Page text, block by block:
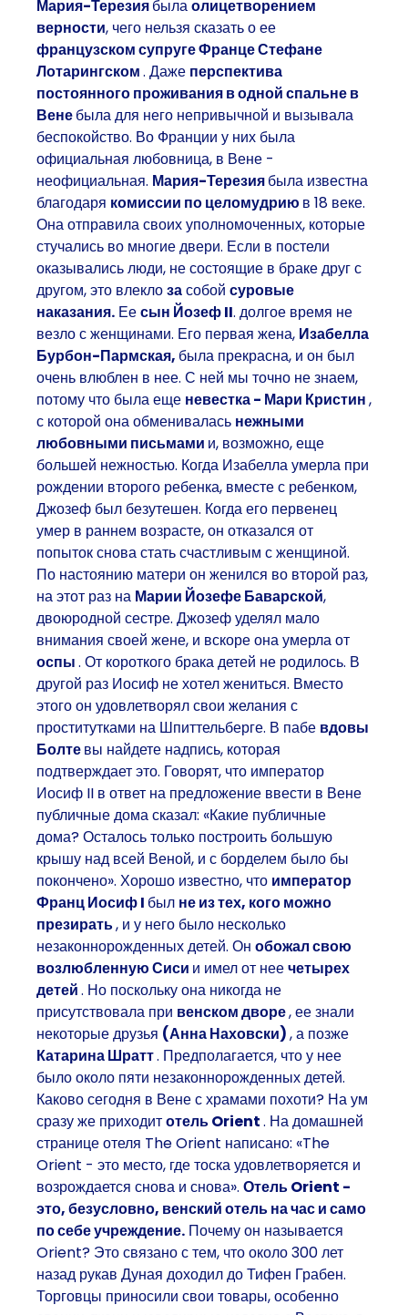
Мария-Терезиябылаолицетворением
верности, чего нельзя сказать о ее
французском супруге Франце Стефане
Лотарингском. Даже перспектива
постоянного проживания в одной спальне в
Венебыла для него непривычной и вызывала
беспокойство. Во Франции у них была
официальная любовница, в Вене -
неофициальная. Мария-Терезиябыла известна
благодаря комиссии по целомудрию в 18 веке.
Она отправила своих уполномоченных, которые
стучались во многие двери. Если в постели
оказывались люди, не состоящие в браке друг с
другом, это влеклозасобой суровые
наказания. Еесын Йозеф II. долгое время не
везло с женщинами. Его первая жена, Изабелла
Бурбон-Пармская, была прекрасна, и он был
очень влюблен в нее. С ней мы точно не знаем,
потому что была еще невестка - Мари Кристин,
с которой она обменивалась нежными
любовными письмами и, возможно, еще
большей нежностью. Когда Изабелла умерла при
рождении второго ребенка, вместе с ребенком,
Джозеф был безутешен. Когда его первенец
умер в раннем возрасте, он отказался от
попыток снова стать счастливым с женщиной.
По настоянию матери он женился во второй раз,
на этот раз на Марии Йозефе Баварской,
двоюродной сестре. Джозеф уделял мало
внимания своей жене, и вскоре она умерла от
оспы. От короткого брака детей не родилось. В
другой раз Иосиф не хотел жениться. Вместо
этого он удовлетворял свои желания с
проститутками на Шпиттельберге. В пабе вдовы
Болтевы найдете надпись, которая
подтверждает это. Говорят, что император
Иосиф II в ответ на предложение ввести в Вене
публичные дома сказал: «Какие публичные
дома? Осталось только построить большую
крышу над всей Веной, и с борделем было бы
покончено». Хорошо известно, что император
Франц Иосиф I был не из тех, кого можно
презирать, и у него было несколько
незаконнорожденных детей. Он обожал свою
возлюбленную Сиси и имел от неечетырех
детей. Но поскольку она никогда не
присутствовала при венском дворе, ее знали
некоторые друзья (Анна Наховски), а позже
Катарина Шратт. Предполагается, что у нее
было около пяти незаконнорожденных детей.
Каково сегодня в Вене с храмами похоти? На ум
сразу же приходитотель Orient. На домашней
странице отеля The Orient написано: «The
Orient - это место, где тоска удовлетворяется и
возрождается снова и снова». Отель Orient -
это, безусловно, венский отель на час и само
по себе учреждение. Почему он называется
Orient? Это связано с тем, что около 300 лет
назад рукав Дуная доходил до Тифен Грабен.
Торговцы приносили свои товары, особенно